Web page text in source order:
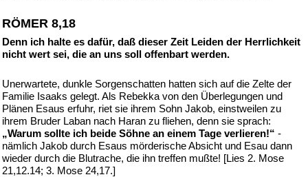
RÖMER 8,18
Denn ich halte es dafür, daß dieser Zeit Leiden der Herrlichkeit
nicht wert sei, die an uns soll offenbart werden.
Unerwartete, dunkle Sorgenschatten hatten sich auf die Zelte der
Familie Isaaks gelegt. Als Rebekka von den Überlegungen und
Plänen Esaus erfuhr, riet sie ihrem Sohn Jakob, einstweilen zu
ihrem Bruder Laban nach Haran zu fliehen, denn sie sprach:
„Warum sollte ich beide Söhne an einem Tage verlieren!“ -
nämlich Jakob durch Esaus mörderische Absicht und Esau dann
wieder durch die Blutrache, die ihn treffen mußte! [Lies 2. Mose
21,12.14; 3. Mose 24,17.]